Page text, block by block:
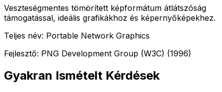
Veszteségmentes tömörített képformátum átlátszóság
támogatással, ideális grafikákhoz és képernyőképekhez.
Teljes név: Portable Network Graphics
Fejlesztő: PNG Development Group (W3C) (1996)
Gyakran Ismételt Kérdések